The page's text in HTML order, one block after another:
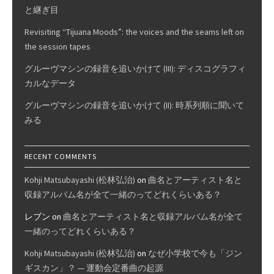
と継ぎ目
Revisiting “Tijuana Moods”: the voices and the seams left on
the session tapes
グルーヴマシンの録音を追いかけて (III): ディスコグラフィ
カルなデータ
グルーヴマシンの録音を追いかけて (II): 時系列順に聞いて
みる
RECENT COMMENTS
Kohji Matsubayashi (松林弘治) on 曲名とアーティスト名と
収録アルバム名が全て一緒のってどれくらいある？
レブン on 曲名とアーティスト名と収録アルバム名が全て
一緒のってどれくらいある？
Kohji Matsubayashi (松林弘治) on なぜ小学校で今も「ジン
ギスカン」？ — 運動会定番曲の起源